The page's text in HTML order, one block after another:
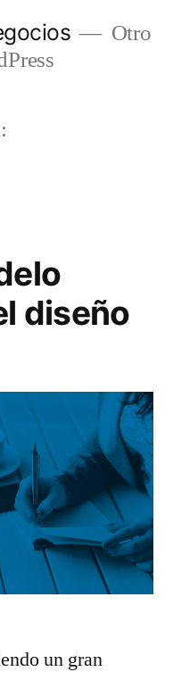
Otro
diseño
un gran